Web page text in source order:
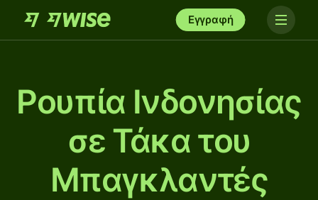
Εγγραφή
Ρουπία Ινδονησίας
σε Τάκα του
Μπαγκλαντές